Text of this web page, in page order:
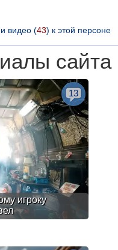
видео (43) к этой персоне
сайта
игроку
13